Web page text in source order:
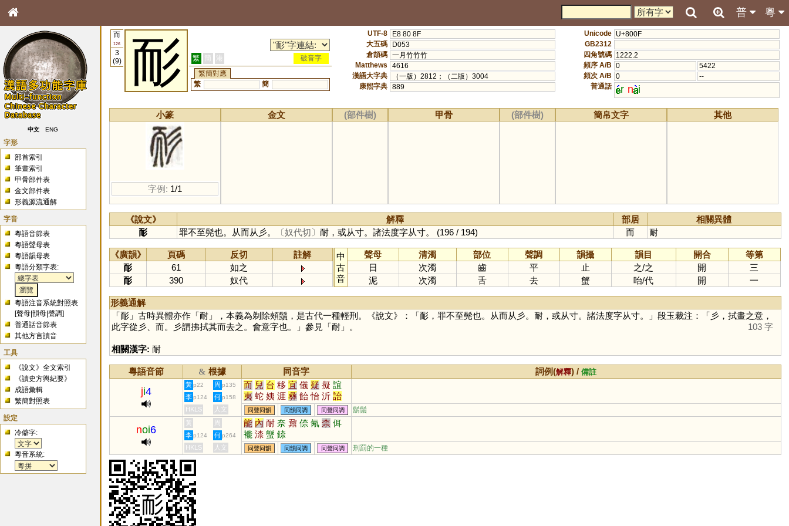
粵
普
中文 ENG
字形
部首索引
筆畫索引
甲骨部件表
金文部件表
形義源流通解
字音
粵語音節表
粵語聲母表
粵語韻母表
粵語分類字表:
粵語注音系統對照表
[聲母 |韻母 |聲調]
普通話音節表
其他方言讀音
工具
《說文》全文索引
《讀史方輿紀要》
成語彙輯
繁簡對照表
設定
冷僻字:
粵音系統:
而
126
3
(9)
耏 繁 簡 港
破音字
繁簡對應
繁
簡
UTF-8
E8 80 8F
大五碼
D053
倉頡碼 一月竹竹竹
Matthews
4616
漢語大字典
（一版）2812；（二版）3004
康熙字典 889
Unicode U+800F
GB2312
四角號碼 1222.2
頻序 A/B 0
5422
頻次 A/B 0
--
普通話
r n i
小篆
字例: 1/1
金文 (部件樹) 甲骨 (部件樹) 簡帛文字 其他
《說文》 解釋 部居
相關異體
耏
罪不至髡也。从而从彡。 〔奴代切〕 耐，或从寸。諸法度字从寸。 (196 / 194) 而 耐
《廣韻》 頁碼 反切
註解
耏
61
如之
耏
390 奴代
中
古
音
聲母 清濁 部位 聲調 韻攝 韻目 開合
等第
日
次濁 齒 平 止 之/之 開
三
泥
次濁 舌 去 蟹 咍/代 開 一
形義通解
「耏」古時異體亦作「耐」，本義為剃除頰鬚，是古代一種輕刑。《說文》：「耏，罪不至髡也。从而从彡。耐，或从寸。諸法度字从寸。」段玉裁注：「彡，拭畫之意，
此字從彡、而。彡謂拂拭其而去之。會意字也。」參見「耐」。 103 字
相關漢字: 耐
粵語音節 & 根據 同音字 詞例(解釋) /備註
ji4
黃 p22 周 p135 而 兒 台 移 宜 儀 疑 擬 誼
夷 蛇 姨 涯 彝 飴 怡 沂 詒
迤 酏 皚 頤 貽 咦 胰 簃 訑
觺 貤 鮞 痍 荑 宧 臑 嶷 匜
椸 眙 扅 𦣞 峏 迻 侕 洍 沶
崺 异 儿 鸃 鴯 螔 輀 袲 聏
袘 眱 唲 羠 荋 箷 鏔 鉹 蛦
李 p124 何 p158
HKLS 人文 同聲同韻 同韻同調 同聲同調 鬍鬚
noi6
黃 周 能 內 耐 奈 鼐 倷 氝 柰 佴
褦 渿 螚 錼
李 p124 何 p264
HKLS 人文 同聲同韻 同韻同調 同聲同調 刑罰的一種